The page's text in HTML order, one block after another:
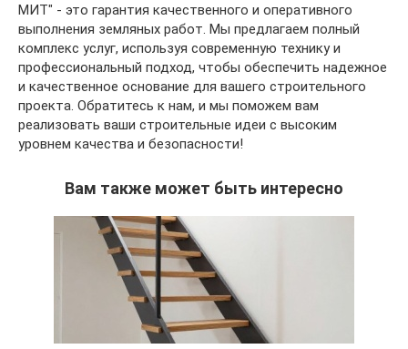
МИТ" - это гарантия качественного и оперативного
выполнения земляных работ. Мы предлагаем полный
комплекс услуг, используя современную технику и
профессиональный подход, чтобы обеспечить надежное
и качественное основание для вашего строительного
проекта. Обратитесь к нам, и мы поможем вам
реализовать ваши строительные идеи с высоким
уровнем качества и безопасности!
Вам также может быть интересно